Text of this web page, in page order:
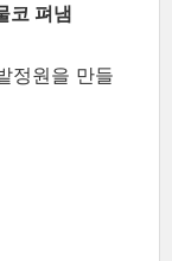
코 펴냄
정원을 만들